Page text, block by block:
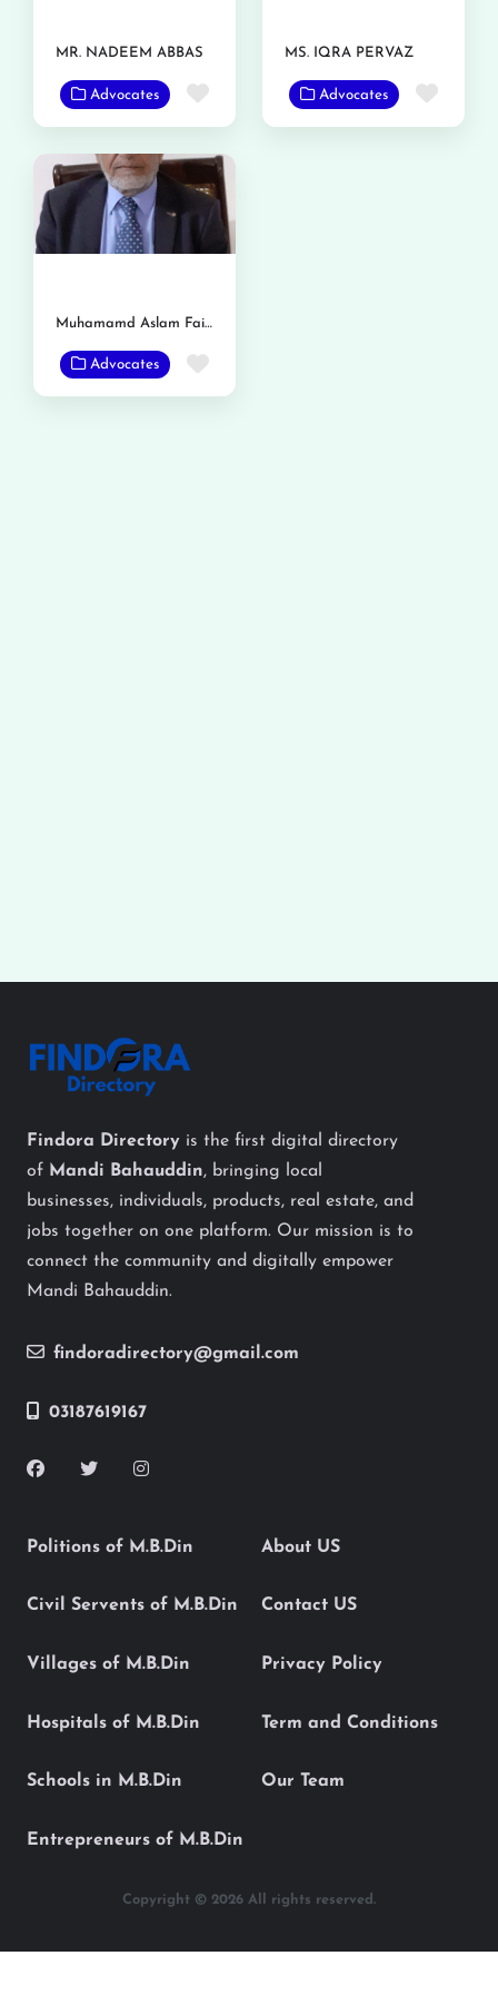
MR. NADEEM ABBAS
Advocates Favorite
MS. IQRA PERVAZ
Advocates
Muhamamd Aslam Faiz Gondal
Advocates Favorite
Findora Directory is the first digital directory
of Mandi Bahauddin, bringing local
businesses, individuals, products, real estate, and
jobs together on one platform. Our mission is to
connect the community and digitally empower
Mandi Bahauddin.
findoradirectory@gmail.com
03187619167
Politions of M.B.Din
Civil Servents of M.B.Din
Villages of M.B.Din
Hospitals of M.B.Din
Schools in M.B.Din
Entrepreneurs of M.B.Din
About US
Contact US
Privacy Policy
Term and Conditions
Our Team
Copyright © 2026 All rights reserved.